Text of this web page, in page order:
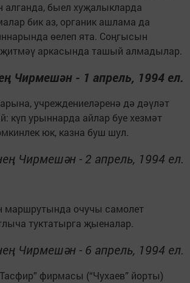
алганда, быел хуҗалыкларда
бик аз, органик ашлама да
өелеп ята. Соңгысын
җитмәү аркасында ташый алмадылар.
Чирмешән - 1 апрель, 1994 ел.
учреждениеләренә дә дәүләт
күп урыннарда айлар буе хезмәт
юк, казна буш шул.
Чирмешән - 2 апрель, 1994 ел.
маршрутында очучы самолет
туктатырга җыеналар.
Чирмешән - 6 апрель, 1994 ел.
фирмасы (“Чухаев” йорты)